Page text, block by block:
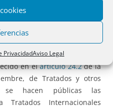
PrivacidadAviso Legal
de 2016, de la Secretaría
del artículo 24.2 de la
de Tratados y otros
en elartículo 24.2de la
de Tratados y otros
se hacen públicas las
Tratados Internacionales